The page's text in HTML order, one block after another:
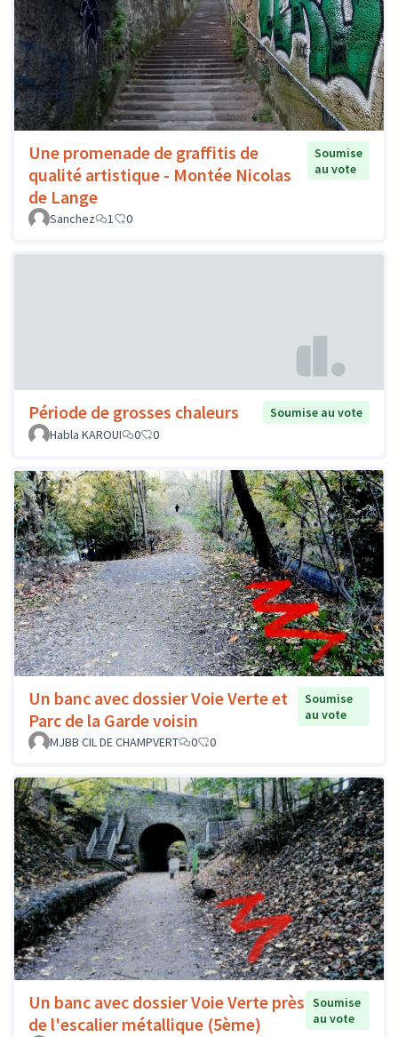
Une promenade de graffitis de
qualité artistique - Montée Nicolas
de Lange
Soumise
au vote
Sanchez 1 0
Période de grosses chaleurs
Soumise au vote
Habla KAROUI
0 0
Un banc avec dossier Voie Verte et
Parc de la Garde voisin
Soumise
au vote
MJBB CIL DE CHAMPVERT
0 0
Un banc avec dossier Voie Verte près
de l'escalier métallique (5ème)
Soumise
au vote